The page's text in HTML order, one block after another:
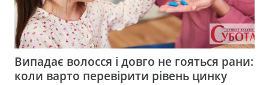
Випадає волосся і довго не гояться рани:
коли варто перевірити рівень цинку